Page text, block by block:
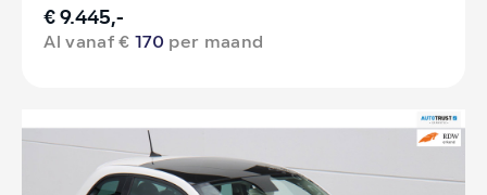
€ 9.445,-
Al vanaf €170 per maand